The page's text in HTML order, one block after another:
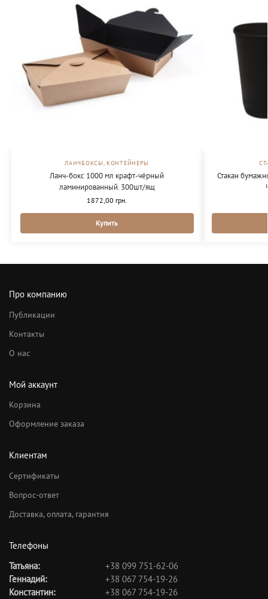
ЛАНЧБОКСЫ, КОНТЕЙНЕРЫ
Ланч-бокс 1000 мл крафт-чёрный
ламинированный. 300шт/ящ
1872,00 грн.
Купить
Стакан
Про компанию
Публикации
Контакты
О нас
Мой аккаунт
Корзина
Оформление заказа
Клиентам
Сертификаты
Вопрос-ответ
Доставка, оплата, гарантия
Телефоны
Татьяна:
+38 099 751-62-06
Геннадий:
+38 067 754-19-26
Константин:
+38 067 754-19-26